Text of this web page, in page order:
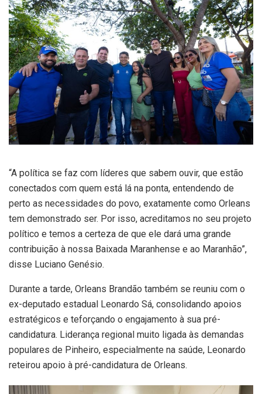
“A política se faz com líderes que sabem ouvir, que estão
conectados com quem está lá na ponta, entendendo de
perto as necessidades do povo, exatamente como Orleans
tem demonstrado ser. Por isso, acreditamos no seu projeto
político e temos a certeza de que ele dará uma grande
contribuição à nossa Baixada Maranhense e ao Maranhão”,
disse Luciano Genésio.
Durante a tarde, Orleans Brandão também se reuniu com o
ex-deputado estadual Leonardo Sá, consolidando apoios
estratégicos e teforçando o engajamento à sua pré-
candidatura. Liderança regional muito ligada às demandas
populares de Pinheiro, especialmente na saúde, Leonardo
reteirou apoio à pré-candidatura de Orleans.